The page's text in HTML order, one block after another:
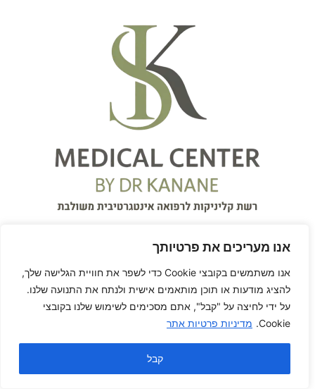
אנו מעריכים את פרטיותך
אנו משתמשים בקובצי Cookie כדי לשפר את חוויית הגלישה שלך,
להציג מודעות או תוכן מותאמים אישית ולנתח את התנועה שלנו.
על ידי לחיצה על "קבל", אתם מסכימים לשימוש שלנו בקובצי
Cookie. מדיניות פרטיות אתר
קבל
על המרפאה
המרכז הרפואי S.K Medical
Center